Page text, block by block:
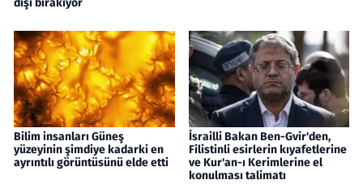
dışı bırakıyor
Bilim insanları Güneş
yüzeyinin şimdiye kadarki en
ayrıntılı görüntüsünü elde etti
İsrailli Bakan Ben-Gvir'den,
Filistinli esirlerin kıyafetlerine
ve Kur'an-ı Kerimlerine el
konulması talimatı